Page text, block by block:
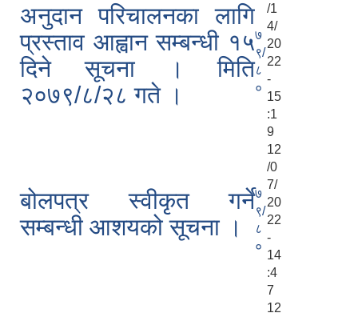
अनुदान परिचालनका लागि
प्रस्ताव आह्वान सम्बन्धी १५
दिने सूचना । मिति
२०७९/८/२८ गते ।
७
९/
८
०
/1
4/
20
22
-
15
:1
9
बोलपत्र स्वीकृत गर्ने
सम्बन्धी आशयको सूचना ।
७
९/
८
०
12
/0
7/
20
22
-
14
:4
7
12